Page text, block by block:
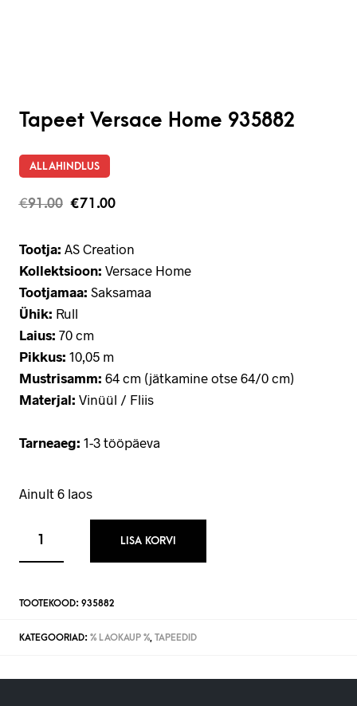
Tapeet Versace Home 935882
ALLAHINDLUS
€91.00 €71.00
Tootja: AS Creation
Kollektsioon: Versace Home
Tootjamaa: Saksamaa
Ühik: Rull
Laius: 70 cm
Pikkus: 10,05 m
Mustrisamm: 64 cm (jätkamine otse 64/0 cm)
Materjal: Vinüül / Fliis
Tarneaeg: 1-3 tööpäeva
Ainult 6 laos
LISA KORVI
TOOTEKOOD: 935882
KATEGOORIAD: % LAOKAUP %, TAPEEDID